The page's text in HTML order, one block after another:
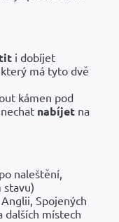
i dobíjet
má tyto dvě
kámen pod
nabíjet na
naleštění,
stavu)
Spojených
dalších místech